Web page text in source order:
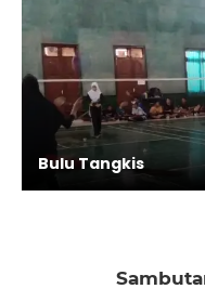
Bulu Tangkis